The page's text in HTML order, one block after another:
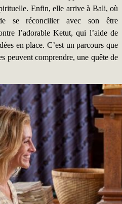
Enfin, elle arrive à Bali, où
se réconcilier avec son être
l’adorable Ketut, qui l’aide de
en place. C’est un parcours que
peuvent comprendre, une quête de